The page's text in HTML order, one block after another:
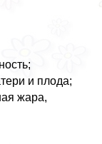
и плода;
жара,